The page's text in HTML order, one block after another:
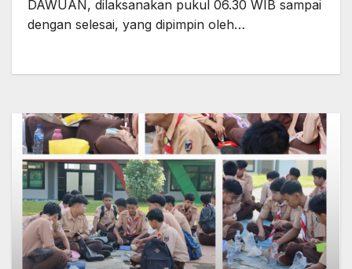
DAWUAN, dilaksanakan pukul 06.30 WIB sampai
dengan selesai, yang dipimpin oleh…